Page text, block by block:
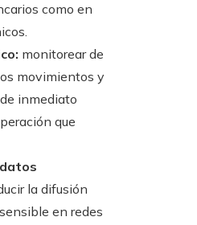
como en
monitorear de
movimientos y
inmediato
que
la difusión
en redes